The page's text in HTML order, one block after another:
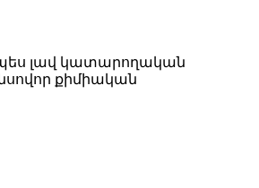
լավ կատարողական
քիմիական